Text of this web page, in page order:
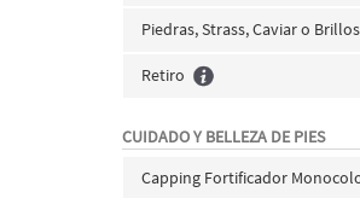
Piedras, Strass, Caviar o Brillos
Retiro
CUIDADO Y BELLEZA DE PIES
Capping Fortificador